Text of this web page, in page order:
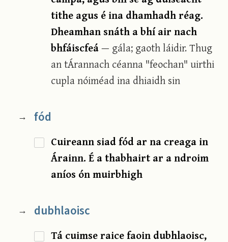
tithe agus é ina dhamhadh réag.
Dheamhan snáth a bhí air nach
bhfáiscfeá— gála; gaoth láidir. Thug
an tÁrannach céanna "feochan" uirthi
cupla nóiméad ina dhiaidh sin
→ fód
Cuireann siad fód ar na creaga in
Árainn. É a thabhairt ar a ndroim
aníos ón muirbhigh
→ dubhlaoisc
Tá cuimse raice faoin dubhlaoisc,